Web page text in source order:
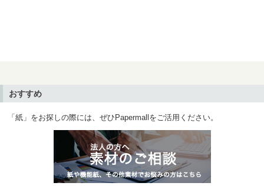
おすすめ
「紙」をお探しの際には、ぜひPapermallをご活用ください。